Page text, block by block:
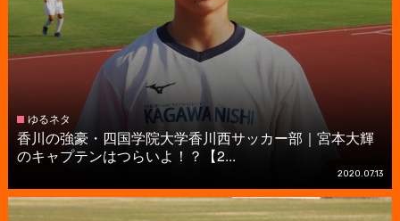
ゆるネタ
香川の強豪・四国学院大学香川西サッカー部｜宮本大輝
のキャプテンはつらいよ！？【2...
2020.07.13